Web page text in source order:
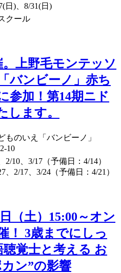
日)、8/31(日)
クール
。上野毛モンテッソ
バンビーノ」赤ち
参加！第14期ニド
します。
ものいえ「バンビーノ」
10
10、3/17（予備日：4/14）
、2/17、3/24（予備日：4/21）
（土）15:00～オン
！ 3歳までにしっ
覚士と考える お
ン”の影響